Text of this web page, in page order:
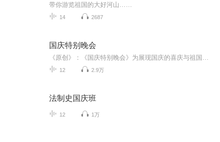
带你游览祖国的大好河山……
14 2687
国庆特别晚会
12 2.9万
法制史国庆班
12 1万